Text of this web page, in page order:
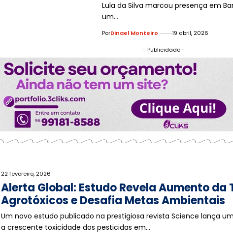
Lula da Silva marcou presença em
um…
PorDinael Monteiro 19 abril, 2026
- Publicidade -
22 fevereiro, 2026
Alerta Global: Estudo Revela Aumento da
Agrotóxicos e Desafia Metas Ambientais
Um novo estudo publicado na prestigiosa revista Science lança
a crescente toxicidade dos pesticidas em…